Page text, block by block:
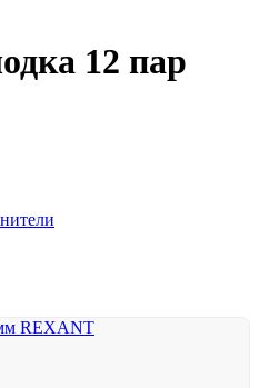
12 пар